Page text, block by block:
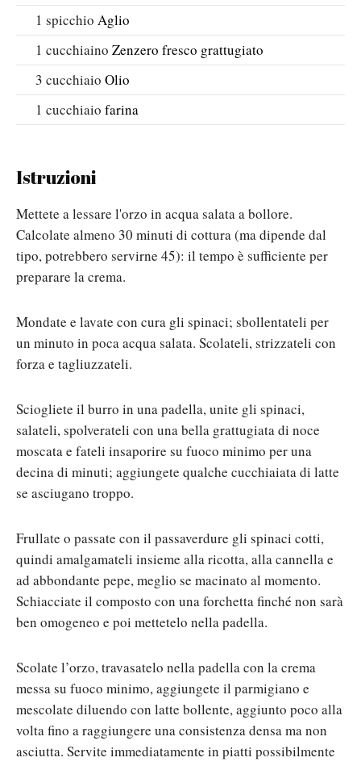
1 spicchio Aglio
1 cucchiaino Zenzero fresco grattugiato
3 cucchiaio Olio
1 cucchiaio farina
Istruzioni
Mettete a lessare l'orzo in acqua salata a bollore.
Calcolate almeno 30 minuti di cottura (ma dipende dal
tipo, potrebbero servirne 45): il tempo è sufficiente per
preparare la crema.
Mondate e lavate con cura gli spinaci; sbollentateli per
un minuto in poca acqua salata. Scolateli, strizzateli con
forza e tagliuzzateli.
Sciogliete il burro in una padella, unite gli spinaci,
salateli, spolverateli con una bella grattugiata di noce
moscata e fateli insaporire su fuoco minimo per una
decina di minuti; aggiungete qualche cucchiaiata di latte
se asciugano troppo.
Frullate o passate con il passaverdure gli spinaci cotti,
quindi amalgamateli insieme alla ricotta, alla cannella e
ad abbondante pepe, meglio se macinato al momento.
Schiacciate il composto con una forchetta finché non sarà
ben omogeneo e poi mettetelo nella padella.
Scolate l’orzo, travasatelo nella padella con la crema
messa su fuoco minimo, aggiungete il parmigiano e
mescolate diluendo con latte bollente, aggiunto poco alla
volta fino a raggiungere una consistenza densa ma non
asciutta. Servite immediatamente in piatti possibilmente